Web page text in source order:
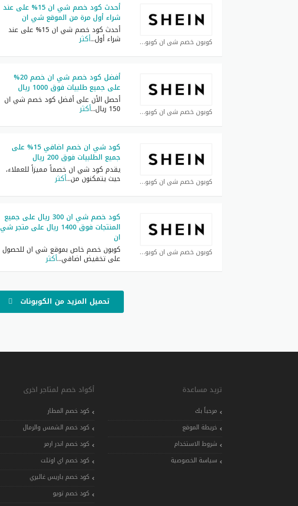
كوبون خصم شي ان كوبون
أحدث كود خصم شي ان 15% على عند
شراء أول مرة من الموقع شي ان
أحدث كود خصم شي ان 15% على عند
شراء أول...أكثر
كوبون خصم شي ان كوبون
أفضل كود خصم شي ان خصم 20%
على جميع طلبيات فوق 1000 ريال
أحصل الأن على أفضل كود خصم شي ان
150 ريال ...أكثر
كوبون خصم شي ان كوبون
كود شي ان خصم اضافي 15% على
جميع الطلبيات فوق 200 ريال
يقدم كود شي ان خصماً مميزاً للعملاء،
حيث يتمكنون من...أكثر
كوبون خصم شي ان كوبون
كود خصم شي ان 300 ريال على جميع
المنتجات فوق 1400 ريال على متجر شي
ان
كوبون خصم خاص بموقع شي ان للحصول
على تخفيض اضافي...أكثر
تحميل المزيد من الكوبونات
تريد مساعدة
مرحباً بك
خريطة الموقع
شروط الاستخدام
سياسة الخصوصية
أكواد خصم لمتاجر اخرى
كود خصم المطار
كود خصم الشمس والرمال
كود خصم اندر ارمر
كود خصم اي اوتلت
كود خصم باريس غاليري
كود خصم تويو